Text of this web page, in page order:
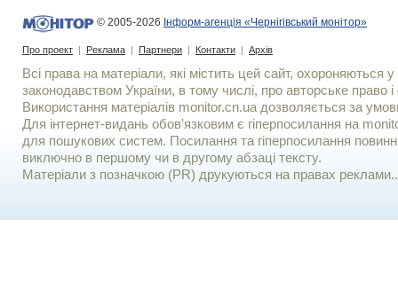
© 2005-2026 Інформ-агенція «Чернігівський монітор»
Про проект | Реклама | Партнери | Контакти | Архів
Всі права на матеріали, які містить цей сайт, охороняються у
законодавством України, в тому числі, про авторське право і
Використання матерiалiв monitor.cn.ua дозволяється за
Для iнтернет-видань обов'язковим є гiперпосилання на
для пошукових систем. Посилання та гіперпосилання
виключно в першому чи в другому абзаці тексту.
Матеріали з позначкою (PR) друкуються на правах реклами..